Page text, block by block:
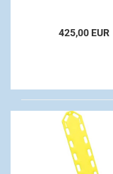
425,00 EUR